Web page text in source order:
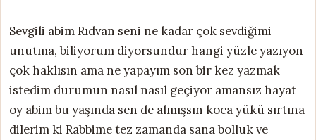
Sevgili abim Rıdvan seni ne kadar çok sevdiğimi
unutma, biliyorum diyorsundur hangi yüzle yazıyon
çok haklısın ama ne yapayım son bir kez yazmak
istedim durumun nasıl nasıl geçiyor amansız hayat
oy abim bu yaşında sen de almışsın koca yükü sırtına
dilerim ki Rabbime tez zamanda sana bolluk ve